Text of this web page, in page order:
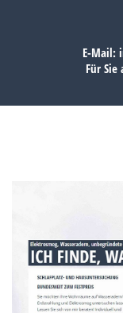
E-Mail:
Für Sie